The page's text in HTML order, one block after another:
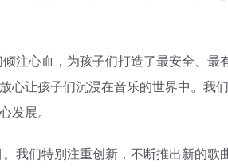
注心血，为孩子们打造了最安全、最
心让孩子们沉浸在音乐的世界中。我
发展。
我们特别注重创新，不断推出新的歌